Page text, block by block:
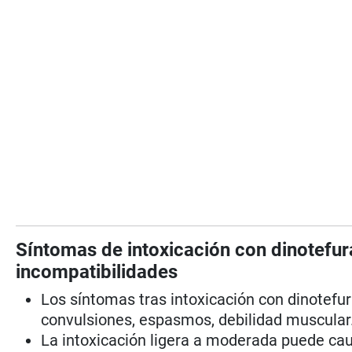
Síntomas de intoxicación con
incompatibilidades
Los síntomas tras intoxicación con
convulsiones, espasmos, debilidad
La intoxicación ligera a moderada puede